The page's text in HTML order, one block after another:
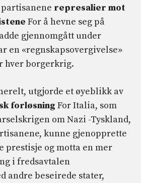
represalier mot
For å hevne seg på
gjennomgått under
en «regnskapsovergivelse»
hver borgerkrig.
utgjorde et øyeblikk av
forløsning For Italia, som
om Nazi -Tyskland,
kunne gjenopprette
prestisje og motta en mer
i fredsavtalen
andre beseirede stater,